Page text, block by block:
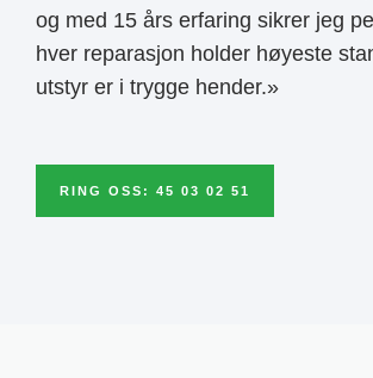
og med 15 års erfaring sikrer jeg
hver reparasjon holder høyeste
utstyr er i trygge hender.»
RING OSS: 45 03 02 51